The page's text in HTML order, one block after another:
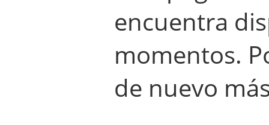
encuentra
momentos.
de nuevo